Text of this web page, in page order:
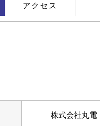
アクセス
株式会社丸電